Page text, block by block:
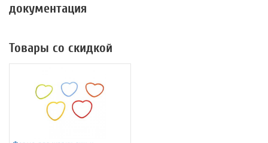
документация
Товары со скидкой